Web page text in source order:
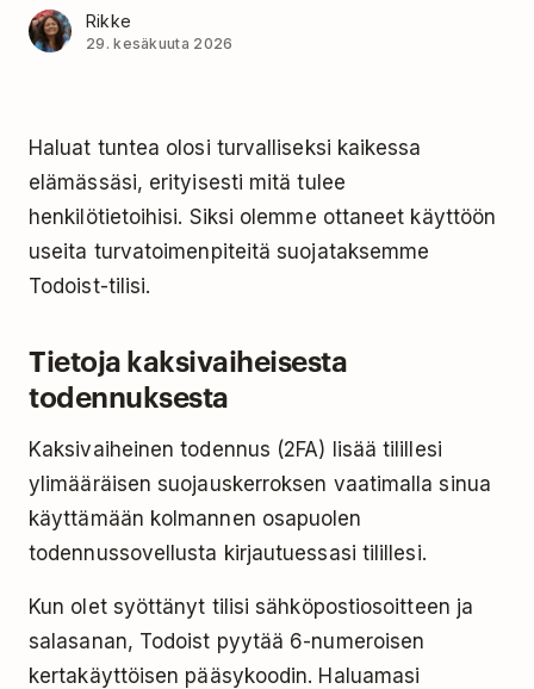
Rikke
29. kesäkuuta 2026
Haluat tuntea olosi turvalliseksi kaikessa
elämässäsi, erityisesti mitä tulee
henkilötietoihisi. Siksi olemme ottaneet käyttöön
useita turvatoimenpiteitä suojataksemme
Todoist-tilisi.
Tietoja kaksivaiheisesta
todennuksesta
Kaksivaiheinen todennus (2FA) lisää tilillesi
ylimääräisen suojauskerroksen vaatimalla sinua
käyttämään kolmannen osapuolen
todennussovellusta kirjautuessasi tilillesi.
Kun olet syöttänyt tilisi sähköpostiosoitteen ja
salasanan, Todoist pyytää 6-numeroisen
kertakäyttöisen pääsykoodin. Haluamasi